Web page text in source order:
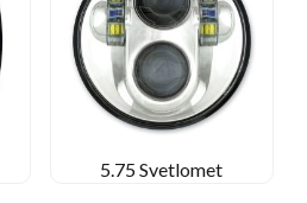
5.75 Svetlomet